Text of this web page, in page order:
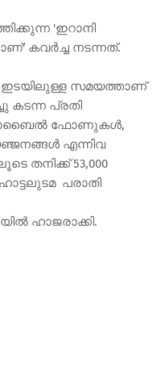
'ഇറാനി
കവർച്ച നടന്നത്.
ഇടയിലുള്ള സമയത്താണ്
കടന്ന പ്രതി
മൊബൈൽ ഫോണുകൾ,
എന്നിവ
തനിക്ക് 53,000
പരാതി
ഹാജരാക്കി.